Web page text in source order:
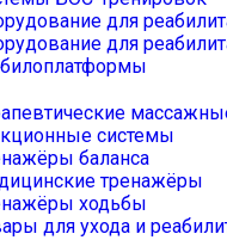
для
для
системы
баланса
тренажёры
ходьбы
для ухода и